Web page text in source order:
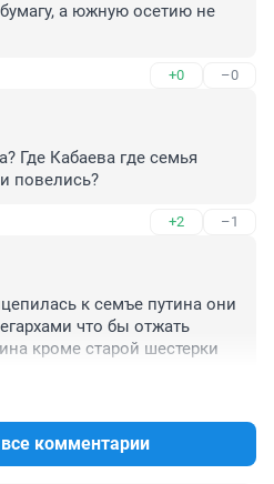
а южную осетию не
+0 –0
Где Кабаева где семья
повелись?
+2 –1
к семъе путина они
что бы отжать
кроме старой шестерки
комментарии